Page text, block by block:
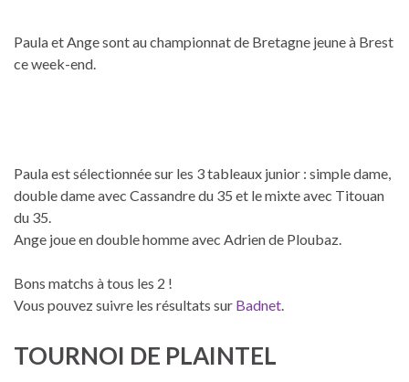
Paula et Ange sont au championnat de Bretagne jeune à Brest
ce week-end.
Paula est sélectionnée sur les 3 tableaux junior : simple dame,
double dame avec Cassandre du 35 et le mixte avec Titouan
du 35.
Ange joue en double homme avec Adrien de Ploubaz.
Bons matchs à tous les 2 !
Vous pouvez suivre les résultats sur Badnet.
TOURNOI DE PLAINTEL